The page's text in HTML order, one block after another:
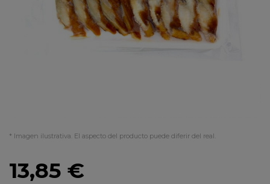
* Imagen ilustrativa. El aspecto del producto puede diferir del real.
13,85 €